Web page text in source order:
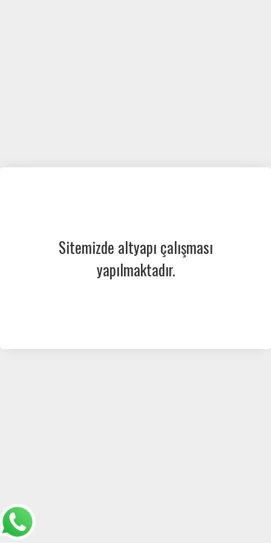
Sitemizde altyapı çalışması
yapılmaktadır.